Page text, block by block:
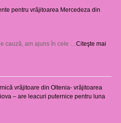
pentru vrăjitoarea Mercedeza din
cauză, am ajuns în cele … Citeşte mai
vrăjitoare din Oltenia- vrăjitoarea
– are leacuri puternice pentru luna